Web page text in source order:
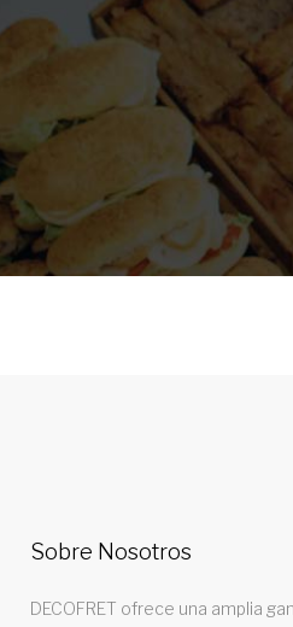
Sobre Nosotros
DECOFRET ofrece una amplia